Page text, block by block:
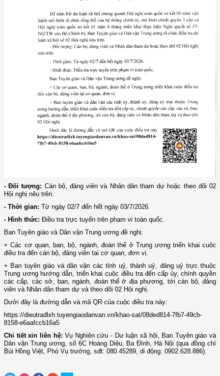
- Đối tượng: Cán bộ, đảng viên và Nhân dân tham dự hoặc theo dõi 02
Hội nghị nêu trên.
- Thời gian: Từ ngày 02/7 đến hết ngày 03/7/2026.
- Hình thức: Điều tra trực tuyến trên phạm vi toàn quốc.
Ban Tuyên giáo và Dân vận Trung ương đề nghị:
+ Các cơ quan, ban, bộ, ngành, đoàn thể ở Trung ương triển khai cuộc
điều tra đến cán bộ, đảng viên tại cơ quan, đơn vị.
+ Ban tuyên giáo và dân vận các tỉnh uỷ, thành uỷ, đảng uỷ trực thuộc
Trung ương hướng dẫn, triển khai cuộc điều tra đến cấp ủy, chính quyền
các cấp, các sở, ban, ngành, đoàn thể ở địa phương, tới cán bộ, đảng
viên và Nhân dân tham dự và theo dõi 02 Hội nghị.
Dưới đây là đường dẫn và mã QR của cuộc điều tra này:
https://dieutradlxh.tuyengiaodanvan.vn/khao-sat/08ded814-7fb7-49cb-
8158-e6aafccb16a5
Chi tiết xin liên hệ: Vụ Nghiên cứu - Dư luận xã hội, Ban Tuyên giáo và
Dân vận Trung ương, số 6C Hoàng Diệu, Ba Đình, Hà Nội (qua đồng chí
Bùi Hồng Việt, Phó Vụ trưởng, sđt: 080.45289, di động: 0902.628.886).